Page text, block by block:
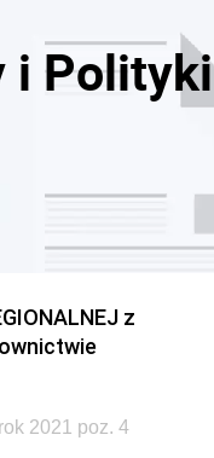
i Polityki
z
2021 poz. 4